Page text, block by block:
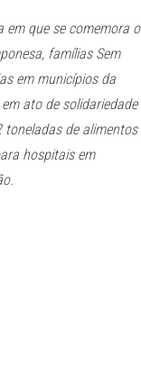
que se comemora o
famílias Sem
em municípios da
ato de solidariedade
toneladas de alimentos
hospitais em